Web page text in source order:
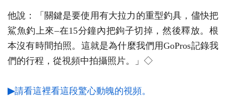
他說：「關鍵是要使用有大拉力的重型釣具，儘快把
鯊魚釣上來–在15分鐘內把鉤子切掉，然後釋放。根
本沒有時間拍照。這就是為什麼我們用GoPros記錄我
們的行程，從視頻中拍攝照片。」◇
▶請看這裡看這段驚心動魄的視頻。